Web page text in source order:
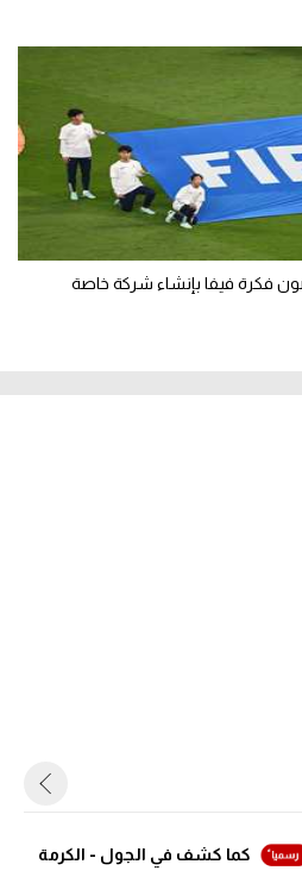
فكرة فيفا بإنشاء شركة خاصة
كما كشف في الجول - الكرمة